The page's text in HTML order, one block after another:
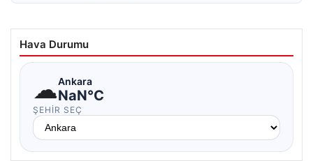
Hava Durumu
☁Ankara
NaN°C
ŞEHIR SEÇ